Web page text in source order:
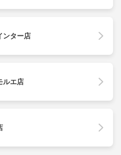
ンター店
ルエ店